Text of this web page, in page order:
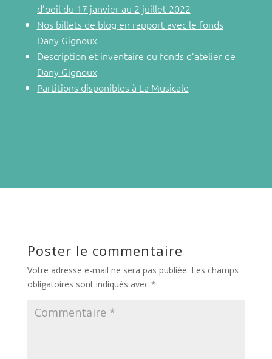
d’oeil du 17 janvier au 2 juillet 2022
Nos billets de blog en rapport avec le fonds
Dany Gignoux
Description et inventaire du fonds d’atelier de
Dany Gignoux
Partitions disponibles à La Musicale
Poster le commentaire
Votre adresse e-mail ne sera pas publiée. Les champs
obligatoires sont indiqués avec *